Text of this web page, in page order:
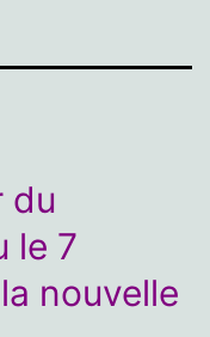
du
le 7
nouvelle